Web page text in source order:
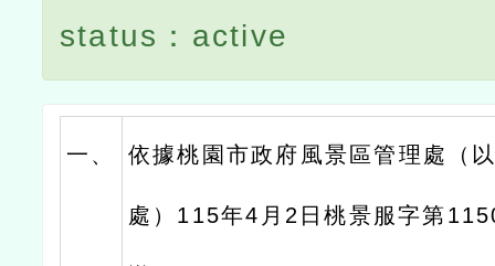
status：active
一、 依據桃園市政府風景區管理處（
處）115年4月2日桃景服字第